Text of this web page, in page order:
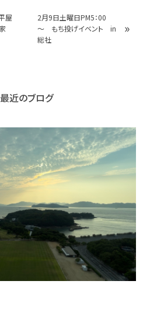
屋
2月9日土曜日PM5：00
～ もち投げイベント in
総社
»
最近のブログ